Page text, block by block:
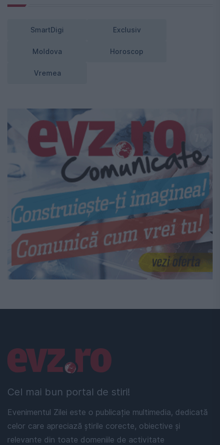
SmartDigi Exclusiv
Moldova Horoscop
Vremea
Cel mai bun portal de stiri!
Evenimentul Zilei este o publicație multimedia, dedicată
celor care apreciază știrile corecte, obiective și
relevante din toate domeniile de activitate
Linkuri utile